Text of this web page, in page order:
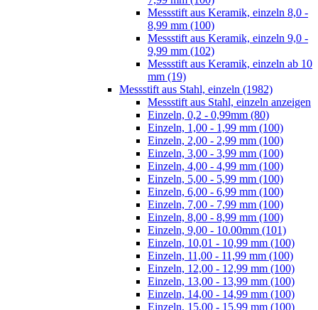
Messstift aus Keramik, einzeln 8,0 -
8,99 mm (100)
Messstift aus Keramik, einzeln 9,0 -
9,99 mm (102)
Messstift aus Keramik, einzeln ab 10
mm (19)
Messstift aus Stahl, einzeln (1982)
Messstift aus Stahl, einzeln anzeigen
Einzeln, 0,2 - 0,99mm (80)
Einzeln, 1,00 - 1,99 mm (100)
Einzeln, 2,00 - 2,99 mm (100)
Einzeln, 3,00 - 3,99 mm (100)
Einzeln, 4,00 - 4,99 mm (100)
Einzeln, 5,00 - 5,99 mm (100)
Einzeln, 6,00 - 6,99 mm (100)
Einzeln, 7,00 - 7,99 mm (100)
Einzeln, 8,00 - 8,99 mm (100)
Einzeln, 9,00 - 10.00mm (101)
Einzeln, 10,01 - 10,99 mm (100)
Einzeln, 11,00 - 11,99 mm (100)
Einzeln, 12,00 - 12,99 mm (100)
Einzeln, 13,00 - 13,99 mm (100)
Einzeln, 14,00 - 14,99 mm (100)
Einzeln, 15,00 - 15,99 mm (100)